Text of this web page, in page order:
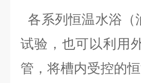
各系列恒温水浴（
试验，也可以利用
管，将槽内受控的